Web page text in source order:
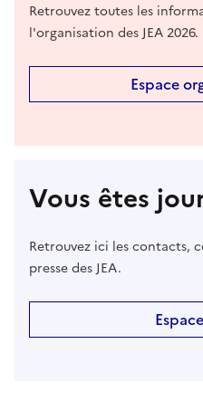
Retrouvez toutes les
l'organisation des JEA 2026.
Espace
Vous êtes
Retrouvez ici les contacts,
presse des JEA.